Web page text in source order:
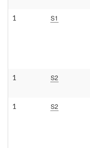
1 S1
1 S2
1 S2